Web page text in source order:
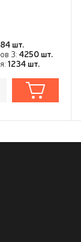
шт.
3: 4250 шт.
1234 шт.